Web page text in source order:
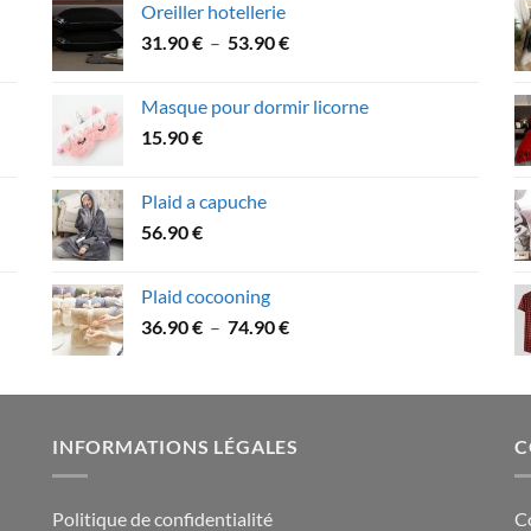
à
Oreiller hotellerie
31.90€ – 53.90€Plage
31.90 €
Masque pour dormir licorne
15.90€
Plaid a capuche
56.90€
Plaid cocooning
36.90€ – 74.90€Plage
36.90 €
74.90 €
INFORMATIONS LÉGALES
Politique de confidentialité